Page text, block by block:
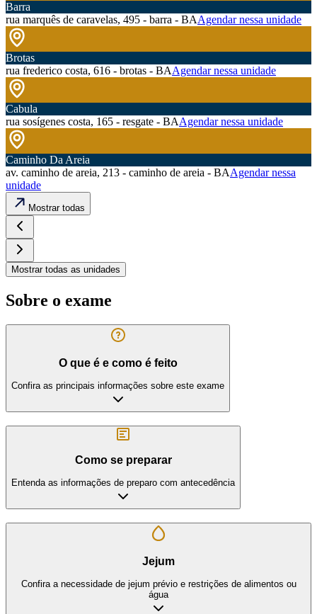
Barra
rua marquês de caravelas, 495 - barra - BAAgendar nessa unidade
Brotas
rua frederico costa, 616 - brotas - BAAgendar nessa unidade
Cabula
rua sosígenes costa, 165 - resgate - BAAgendar nessa unidade
Caminho Da Areia
av. caminho de areia, 213 - caminho de areia - BAAgendar nessa
unidade
Mostrar todas
Mostrar todas as unidades
Sobre o exame
O que é e como é feito
Confira as principais informações sobre este exame
Como se preparar
Entenda as informações de preparo com antecedência
Jejum
Confira a necessidade de jejum prévio e restrições de alimentos ou
água